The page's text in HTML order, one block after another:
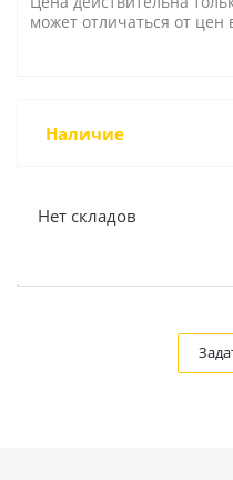
может отличаться от
Наличие
Нет складов